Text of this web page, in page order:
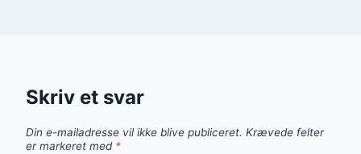
Skriv et svar
Din e-mailadresse vil ikke blive publiceret. Krævede felter
er markeret med *